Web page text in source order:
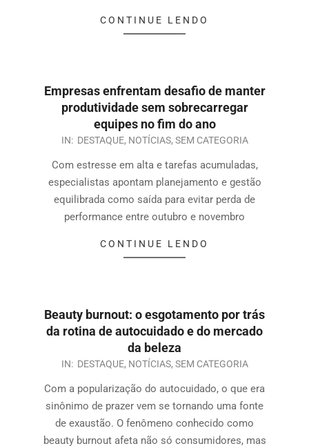
CONTINUE LENDO
Empresas enfrentam desafio de manter
produtividade sem sobrecarregar
equipes no fim do ano
IN: DESTAQUE, NOTÍCIAS, SEM CATEGORIA
Com estresse em alta e tarefas acumuladas,
especialistas apontam planejamento e gestão
equilibrada como saída para evitar perda de
performance entre outubro e novembro
CONTINUE LENDO
Beauty burnout: o esgotamento por trás
da rotina de autocuidado e do mercado
da beleza
IN: DESTAQUE, NOTÍCIAS, SEM CATEGORIA
Com a popularização do autocuidado, o que era
sinônimo de prazer vem se tornando uma fonte
de exaustão. O fenômeno conhecido como
beauty burnout afeta não só consumidores, mas